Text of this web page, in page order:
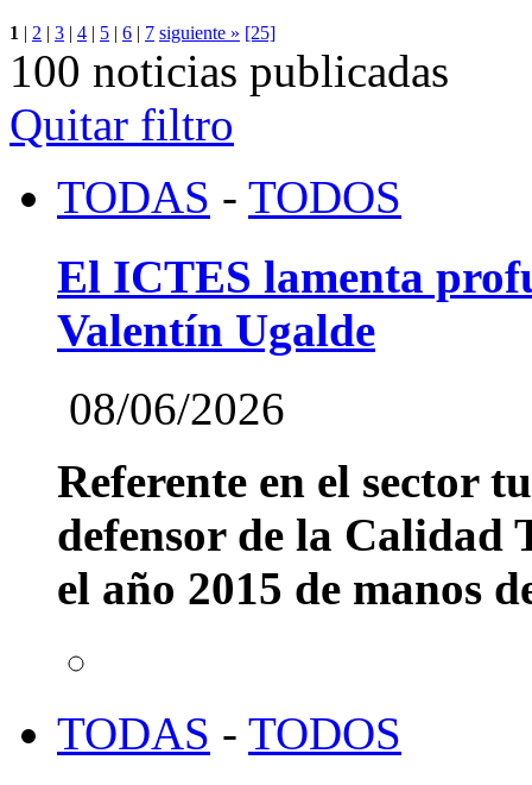
1 | 2 | 3 | 4 | 5 | 6 | 7 siguiente » [25]
100 noticias publicadas
Quitar filtro
TODAS - TODOS
El ICTES lamenta
Valentín Ugalde
08/06/2026
Referente en el sector
defensor de la Calidad
el año 2015 de manos
TODAS - TODOS